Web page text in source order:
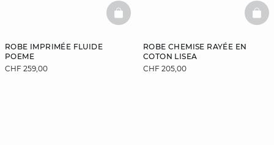
ROBE IMPRIMÉE FLUIDE
POEME
CHF 259,00
BASKETFULL
ROBE CHEMISE RAYÉE EN
COTON LISEA
CHF 205,00